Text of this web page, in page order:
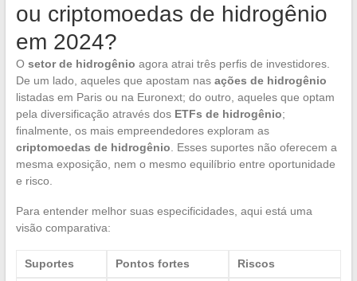
ou criptomoedas de hidrogênio
em 2024?
O setor de hidrogênio agora atrai três perfis de investidores.
De um lado, aqueles que apostam nas ações de hidrogênio
listadas em Paris ou na Euronext; do outro, aqueles que optam
pela diversificação através dos ETFs de hidrogênio;
finalmente, os mais empreendedores exploram as
criptomoedas de hidrogênio . Esses suportes não oferecem a
mesma exposição, nem o mesmo equilíbrio entre oportunidade
e risco.
Para entender melhor suas especificidades, aqui está uma
visão comparativa:
Suportes Pontos fortes Riscos